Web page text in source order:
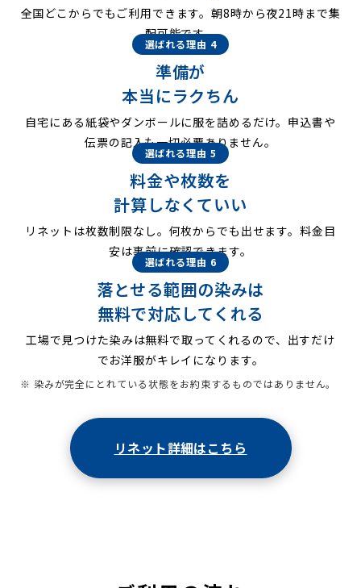
全国どこからでもご利用できます。朝8時から夜21時まで集
配可能です。
選ばれる理由 4
準備が
本当にラクちん
自宅にある紙袋やダンボールに服を詰めるだけ。申込書や
伝票の記入も一切必要ありません。
選ばれる理由 5
料金や枚数を
計算しなくていい
リネットは枚数制限なし。何枚からでも出せます。料金目
安は事前に確認できます。
選ばれる理由 6
落とせる範囲の染みは
無料で対応してくれる
工場で見つけた染みは無料で取ってくれるので、出すだけ
でお洋服がキレイになります。
※ 染みが完全にとれている状態をお約束するものではありません。
リネット詳細はこちら